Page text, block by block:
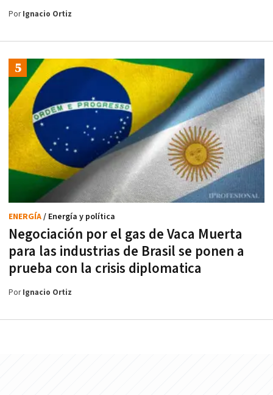
PorIgnacio Ortiz
Negociación por el gas de Vaca Muerta
para las industrias de Brasil se ponen a
prueba con la crisis diplomatica
ENERGÍA/ Energía y política
PorIgnacio Ortiz